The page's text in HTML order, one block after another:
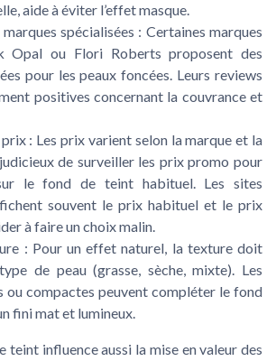
aide à éviter l’effet masque.
spécialisées : Certaines marques
Opal ou Flori Roberts proposent des
pour les peaux foncées. Leurs reviews
positives concernant la couvrance et
: Les prix varient selon la marque et la
de surveiller les prix promo pour
le fond de teint habituel. Les sites
souvent le prix habituel et le prix
à faire un choix malin.
: Pour un effet naturel, la texture doit
de peau (grasse, sèche, mixte). Les
ou compactes peuvent compléter le fond
fini mat et lumineux.
teint influence aussi la mise en valeur des